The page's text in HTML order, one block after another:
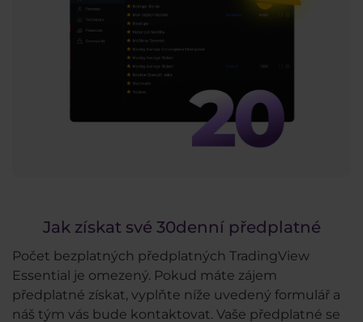
Jak získat své 30denní předplatné
Počet bezplatných předplatných TradingView
Essential je omezený. Pokud máte zájem
předplatné získat, vyplňte níže uvedený formulář a
náš tým vás bude kontaktovat. Vaše předplatné se